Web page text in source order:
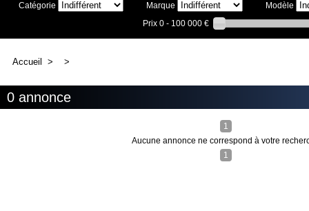
Catégorie Marque
Modèle
Prix 0 - 100 000 €
Accueil > >
0 annonce
1
Aucune annonce ne correspond à votre
1